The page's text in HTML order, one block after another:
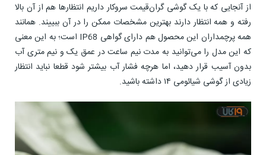
از آنجایی که با یک گوشی گران‌قیمت سر‌و‌کار داریم انتظارها هم از آن بالا
رفته و همه انتظار دارند بهترین مشخصات ممکن را در آن ببییند. همانند
همه پرچمداران این محصول هم دارای گواهی IP68 است؛ به این معنی
که این مدل را می‌توانید به مدت نیم ساعت در عمق یک و نیم متری آب
بدون آسیب قرار دهید، اما هرچه فشار آب بیشتر شود قطعا نباید انتظار
زیادی از گوشی شیائومی ۱۴ داشته باشید.